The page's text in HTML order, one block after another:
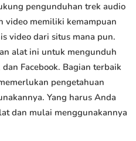
pengunduhan trek audio
video memiliki kemampuan
video dari situs mana pun.
alat ini untuk mengunduh
Facebook. Bagian terbaik
pengetahuan
Yang harus Anda
dan mulai menggunakannya